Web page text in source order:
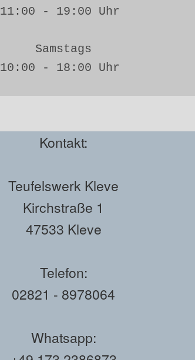
11:00 - 19:00 Uhr
Samstags
10:00 - 18:00 Uhr
Kontakt:
Teufelswerk Kleve
Kirchstraße 1
47533 Kleve
Telefon:
02821 - 8978064
Whatsapp: